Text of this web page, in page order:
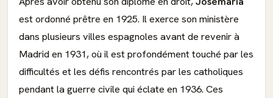
est ordonné prêtre en 1925. Il exerce son ministère
dans plusieurs villes espagnoles avant de revenir à
Madrid en 1931, où il est profondément touché par les
difficultés et les défis rencontrés par les catholiques
pendant la guerre civile qui éclate en 1936. Ces